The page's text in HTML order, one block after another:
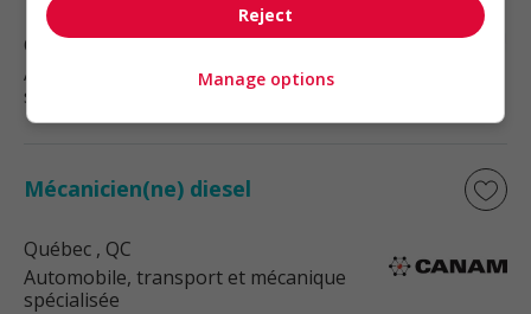
Québec, QC
Automobile, transport et mécanique
spécialisée
Mécanicien(ne) diesel
Québec , QC
Automobile, transport et mécanique
spécialisée
Reject
Manage options